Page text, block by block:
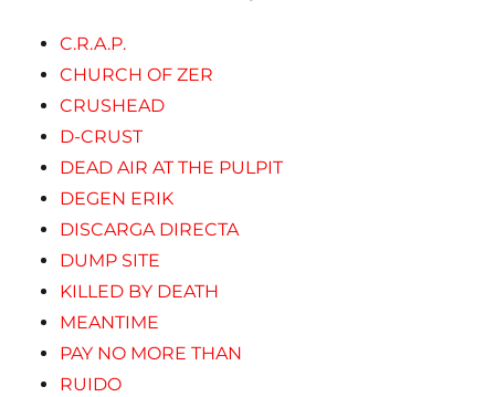
C.R.A.P.
CHURCH OF ZER
CRUSHEAD
D-CRUST
DEAD AIR AT THE PULPIT
DEGEN ERIK
DISCARGA DIRECTA
DUMP SITE
KILLED BY DEATH
MEANTIME
PAY NO MORE THAN
RUIDO